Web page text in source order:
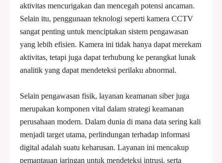
aktivitas mencurigakan dan mencegah potensi ancaman.
Selain itu, penggunaan teknologi seperti kamera CCTV
sangat penting untuk menciptakan sistem pengawasan
yang lebih efisien. Kamera ini tidak hanya dapat merekam
aktivitas, tetapi juga dapat terhubung ke perangkat lunak
analitik yang dapat mendeteksi perilaku abnormal.
Selain pengawasan fisik, layanan keamanan siber juga
merupakan komponen vital dalam strategi keamanan
perusahaan modern. Dalam dunia di mana data sering kali
menjadi target utama, perlindungan terhadap informasi
digital adalah suatu keharusan. Layanan ini mencakup
pemantauan jaringan untuk mendeteksi intrusi, serta